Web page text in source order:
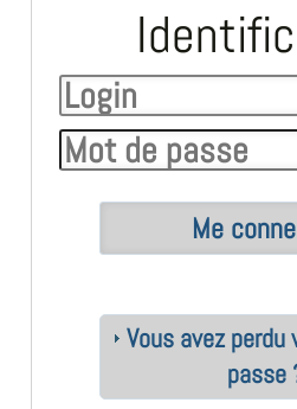
Vous avez
passe